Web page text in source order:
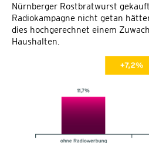
Nürnberger Rostbratwurst
Radiokampagne nicht getan
dies hochgerechnet einem
Haushalten.